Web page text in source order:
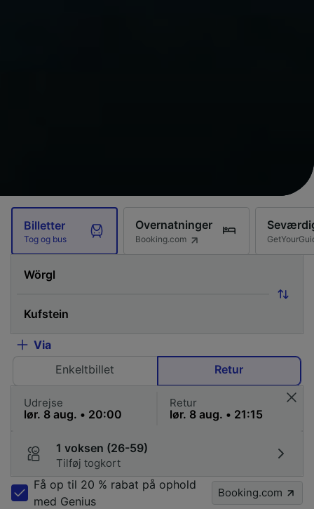
Billetter
Tog og bus
Overnatninger
Booking.com
Via
Enkeltbillet
Retur
Udrejse Retur
1 voksen (26-59)
Tilføj togkort
Få op til 20 % rabat på ophold
med Genius
Booking.com